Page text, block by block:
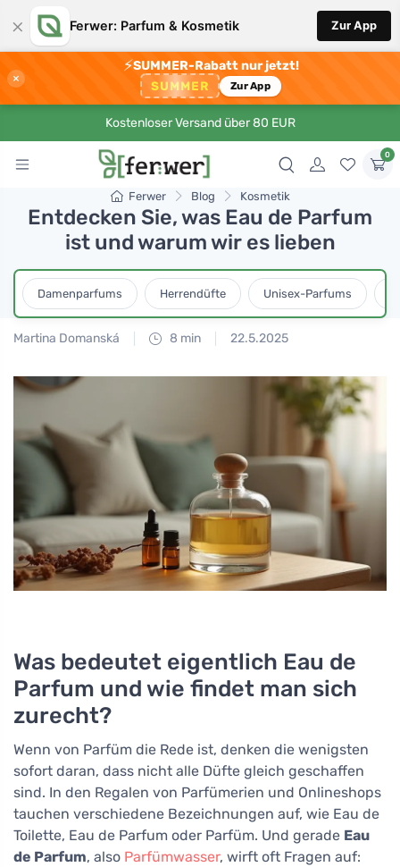
× Ferwer: Parfum & Kosmetik Zur App
×
⚡SUMMER-Rabatt nur jetzt!
SUMMER Zur App
Kostenloser Versand über 80 EUR
0
Ferwer Blog Kosmetik
Entdecken Sie, was Eau de Parfum
ist und warum wir es lieben
Damenparfums Herrendüfte Unisex-Parfums
Martina Domanská 8 min 22.5.2025
Was bedeutet eigentlich Eau de
Parfum und wie findet man sich
zurecht?
Wenn von Parfüm die Rede ist, denken die wenigsten
sofort daran, dass nicht alle Düfte gleich geschaffen
sind. In den Regalen von Parfümerien und Onlineshops
tauchen verschiedene Bezeichnungen auf, wie Eau de
Toilette, Eau de Parfum oder Parfüm. Und gerade Eau
de Parfum, also Parfümwasser, wirft oft Fragen auf: